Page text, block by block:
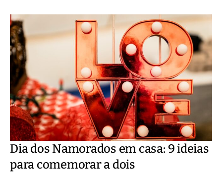
Dia dos Namorados em casa: 9 ideias
para comemorar a dois